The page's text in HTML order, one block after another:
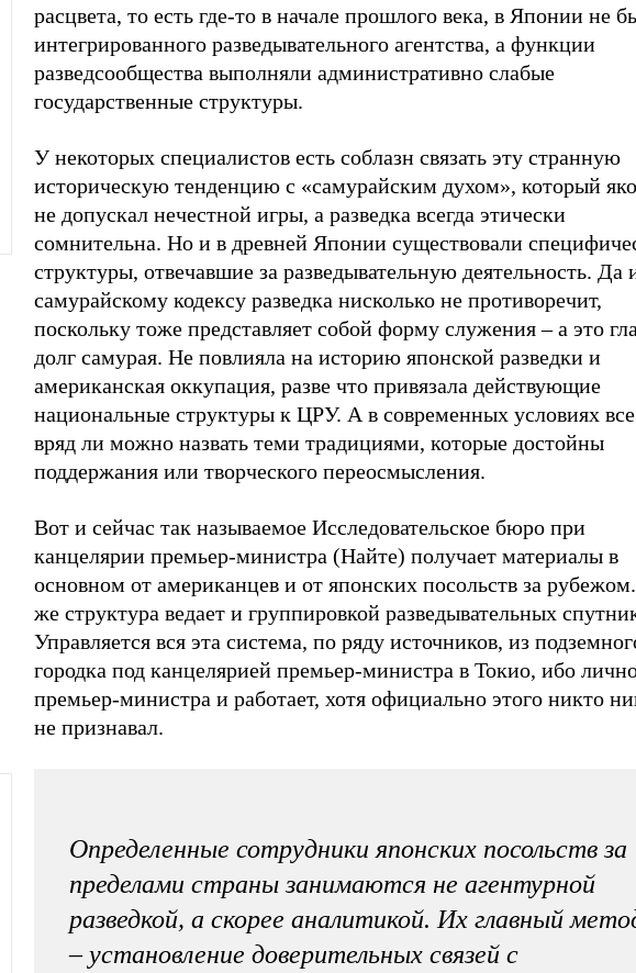
расцвета, то есть где-то в начале прошлого века, в Японии не
интегрированного разведывательного агентства, а функции
разведсообщества выполняли административно слабые
государственные структуры.
У некоторых специалистов есть соблазн связать эту странную
историческую тенденцию с «самурайским духом», который
не допускал нечестной игры, а разведка всегда этически
сомнительна. Но и в древней Японии существовали
структуры, отвечавшие за разведывательную деятельность. Да
самурайскому кодексу разведка нисколько не противоречит,
поскольку тоже представляет собой форму служения – а это
долг самурая. Не повлияла на историю японской разведки и
американская оккупация, разве что привязала действующие
национальные структуры к ЦРУ. А в современных условиях
вряд ли можно назвать теми традициями, которые достойны
поддержания или творческого переосмысления.
Вот и сейчас так называемое Исследовательское бюро при
канцелярии премьер-министра (Найте) получает материалы в
основном от американцев и от японских посольств за
же структура ведает и группировкой разведывательных
Управляется вся эта система, по ряду источников, из
городка под канцелярией премьер-министра в Токио, ибо
премьер-министра и работает, хотя официально этого никто
не признавал.
Определенные сотрудники японских посольств за
пределами страны занимаются не агентурной
разведкой, а скорее аналитикой. Их главный
– установление доверительных связей с